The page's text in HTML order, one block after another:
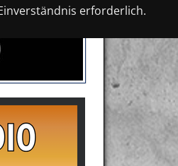
erforderlich.